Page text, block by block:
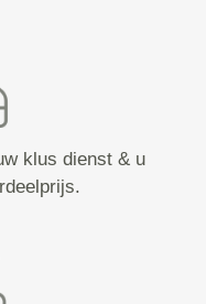
klus dienst & u